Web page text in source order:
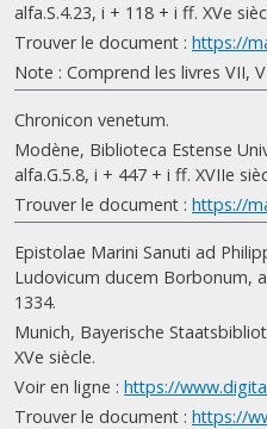
alfa.S.4.23, i + 118 + i ff. XVe
Trouver le document : https://
Note : Comprend les livres VII,
Chronicon venetum.
Modène, Biblioteca Estense
alfa.G.5.8, i + 447 + i ff. XVIIe
Trouver le document : https://
Epistolae Marini Sanuti ad
Ludovicum ducem Borbonum,
1334.
Munich, Bayerische
XVe siècle.
Voir en ligne : https://
Trouver le document : https://